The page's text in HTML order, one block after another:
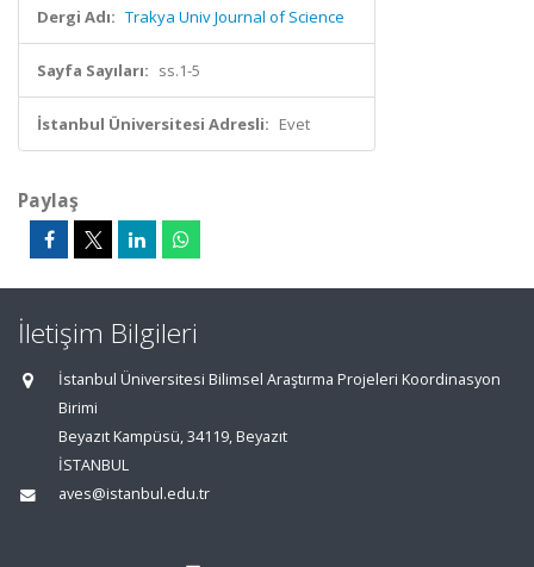
Dergi Adı: Trakya Univ Journal of Science
Sayfa Sayıları: ss.1-5
İstanbul Üniversitesi Adresli: Evet
Paylaş
İletişim Bilgileri
İstanbul Üniversitesi Bilimsel Araştırma Projeleri Koordinasyon
Birimi
Beyazıt Kampüsü, 34119, Beyazıt
İSTANBUL
aves@istanbul.edu.tr